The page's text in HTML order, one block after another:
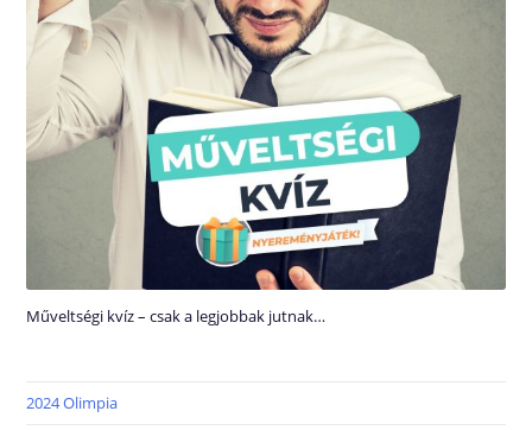
Műveltségi kvíz – csak a legjobbak jutnak…
2024 Olimpia